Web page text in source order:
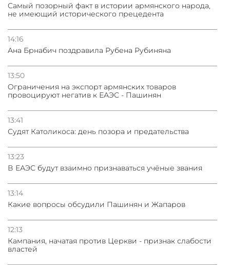
Самый позорный факт в истории армянского народа,
не имеющий исторического прецедента
14:16
Ана Брнабич поздравила Рубена Рубиняна
13:50
Oграничения на экспорт армянских товаров
провоцируют негатив к ЕАЭС - Пашинян
13:41
Судят Католикоса: день позора и предательства
13:23
В ЕАЭС будут взаимно признаваться учёные звания
13:14
Какие вопросы обсудили Пашинян и Жапаров
12:13
Кампания, начатая против Церкви - признак слабости
властей